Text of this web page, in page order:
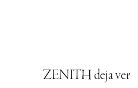
ZENITH deja ver